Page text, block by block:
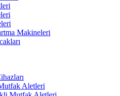
Makineleri
Aletleri